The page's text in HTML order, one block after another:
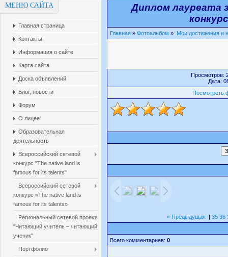
МЕНЮ САЙТА
Главная страница
Контакты
Информация о сайте
Карта сайта
Доска объявлений
Блог, новости
Форум
О лицее
Образовательная
деятельность
Всероссийский сетевой
конкурс "The native land is
famous for its talents"
Всероссийский сетевой
конкурс «The native land is
famous for its talents»
Региональный сетевой проект
"Читающий учитель – читающий
ученик"
Портфолио
Диплом лауреата
Главная » Фотоальбом » Мои достижения и
Просмотров:
Дата:
Посмотреть
« Предыдущая |35 36
Всего комментариев: 0